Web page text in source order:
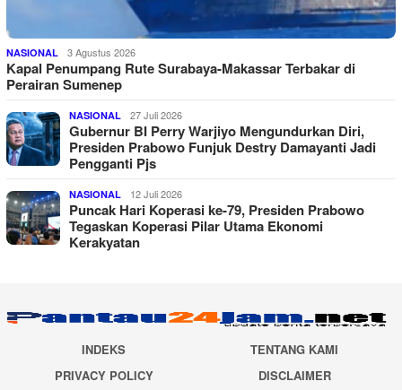
NASIONAL 3 Agustus 2026
Kapal Penumpang Rute Surabaya-Makassar Terbakar di
Perairan Sumenep
NASIONAL 27 Juli 2026
Gubernur BI Perry Warjiyo Mengundurkan Diri,
Presiden Prabowo Funjuk Destry Damayanti Jadi
Pengganti Pjs
NASIONAL 12 Juli 2026
Puncak Hari Koperasi ke-79, Presiden Prabowo
Tegaskan Koperasi Pilar Utama Ekonomi
Kerakyatan
INDEKS
TENTANG KAMI
PRIVACY POLICY
DISCLAIMER